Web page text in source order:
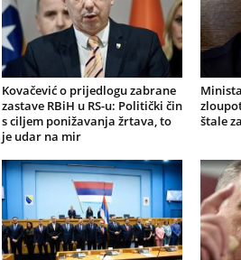
Kovačević o prijedlogu zabrane
zastave RBiH u RS-u: Politički čin
s ciljem ponižavanja žrtava, to
je udar na mir
štale